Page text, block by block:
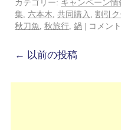
カテゴリー: キャンペーン情
集
六本木 共同購入 割引
秋刀魚
秋旅行 鍋 | コメン
← 以前の投稿